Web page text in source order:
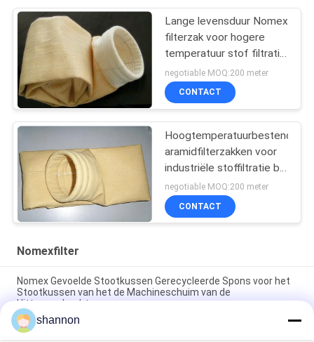
Lange levensduur Nomex
filterzak voor hogere
temperatuur stof filtratie
in staalsmeltoven
negotiable MOQ:200 meter
CONTACT
Hoogtemperatuurbestendige
aramidfilterzakken voor
industriële stoffiltratie bij
hoge temperaturen
negotiable MOQ:200 meter
CONTACT
Nomexfilter
Nomex Gevoelde Stootkussen Gerecycleerde Spons voor het
Stootkussen van het de Machineschuim van de
Hitteoverdracht
De niet-geweven naald geslagen Nomex-Filter Industriële PE
shannon